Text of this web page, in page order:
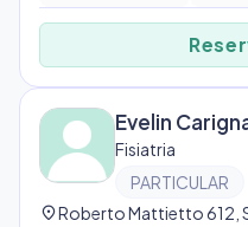
Evelin
Fisiatria
PARTICULAR
location_on